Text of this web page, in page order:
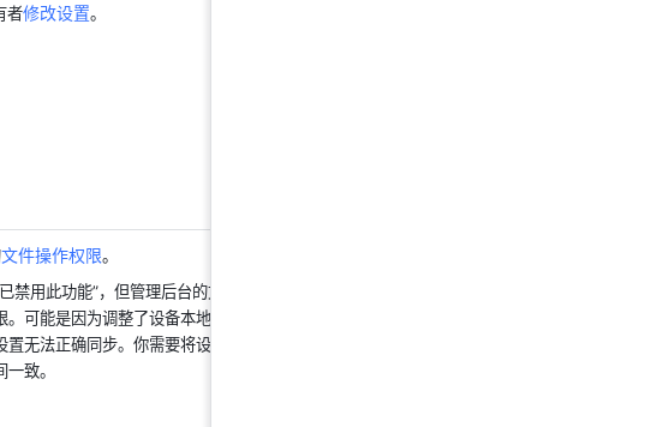
者修改设置。
文件操作权限。
禁用此功能”，但管理后台的文件
可能是因为调整了设备本地时
无法正确同步。你需要将设备
致。